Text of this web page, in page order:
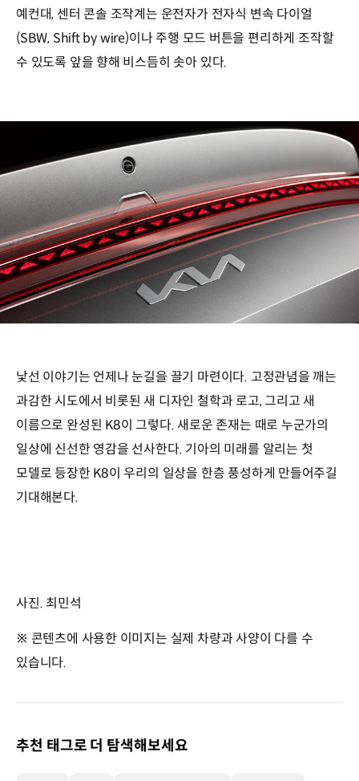
예컨대, 센터 콘솔 조작계는 운전자가 전자식 변속 다이얼
(SBW, Shift by wire)이나 주행 모드 버튼을 편리하게 조작할
수 있도록 앞을 향해 비스듬히 솟아 있다.
낯선 이야기는 언제나 눈길을 끌기 마련이다. 고정관념을 깨는
과감한 시도에서 비롯된 새 디자인 철학과 로고, 그리고 새
이름으로 완성된 K8이 그렇다. 새로운 존재는 때로 누군가의
일상에 신선한 영감을 선사한다. 기아의 미래를 알리는 첫
모델로 등장한 K8이 우리의 일상을 한층 풍성하게 만들어주길
기대해본다.
사진. 최민석
※ 콘텐츠에 사용한 이미지는 실제 차량과 사양이 다를 수
있습니다.
추천 태그로 더 탐색해보세요